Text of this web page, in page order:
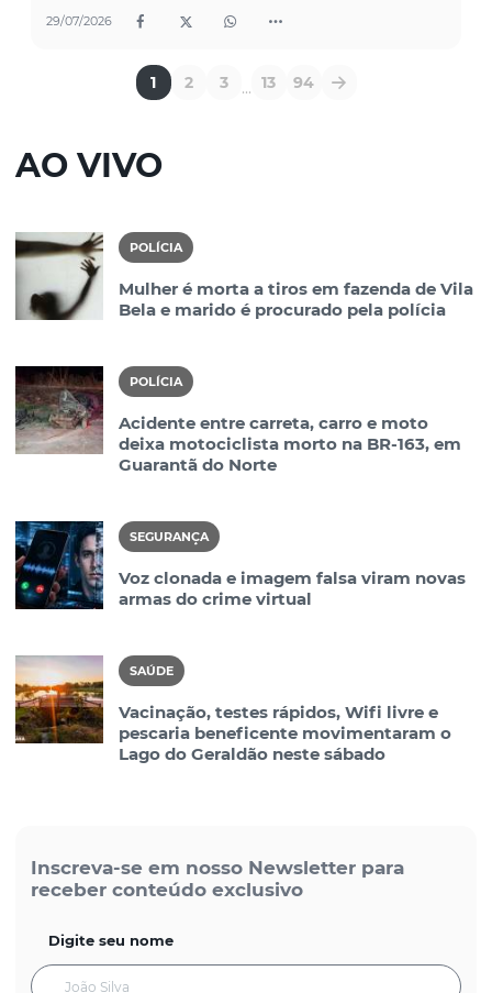
29/07/2026
1 2 3 ... 13 94
AO VIVO
POLÍCIA
Mulher é morta a tiros em fazenda de Vila
Bela e marido é procurado pela polícia
POLÍCIA
Acidente entre carreta, carro e moto
deixa motociclista morto na BR-163, em
Guarantã do Norte
SEGURANÇA
Voz clonada e imagem falsa viram novas
armas do crime virtual
SAÚDE
Vacinação, testes rápidos, Wifi livre e
pescaria beneficente movimentaram o
Lago do Geraldão neste sábado
Inscreva-se em nosso Newsletter para
receber conteúdo exclusivo
Digite seu nome